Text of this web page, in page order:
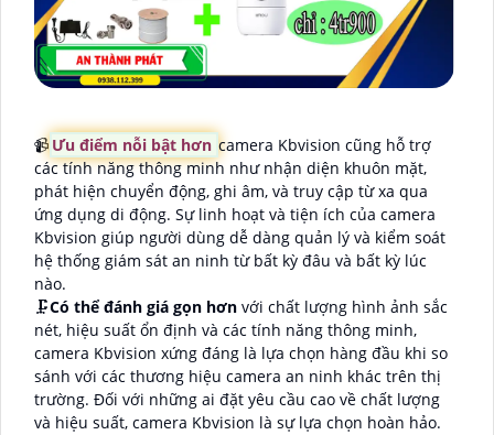
📹 Ưu điểm nỗi bật hơn camera Kbvision cũng hỗ trợ
các tính năng thông minh như nhận diện khuôn mặt,
phát hiện chuyển động, ghi âm, và truy cập từ xa qua
ứng dụng di động. Sự linh hoạt và tiện ích của camera
Kbvision giúp người dùng dễ dàng quản lý và kiểm soát
hệ thống giám sát an ninh từ bất kỳ đâu và bất kỳ lúc
nào.
🗜️Có thể đánh giá gọn hơn với chất lượng hình ảnh sắc
nét, hiệu suất ổn định và các tính năng thông minh,
camera Kbvision xứng đáng là lựa chọn hàng đầu khi so
sánh với các thương hiệu camera an ninh khác trên thị
trường. Đối với những ai đặt yêu cầu cao về chất lượng
và hiệu suất, camera Kbvision là sự lựa chọn hoàn hảo.